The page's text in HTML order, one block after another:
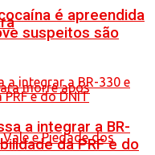
é apreendida
suspeitos são
a integrar a BR-
da PRF e do